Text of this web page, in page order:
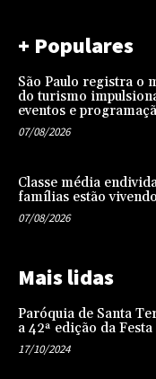
+ Populares
São Paulo registra o
do turismo
eventos e
07/08/2026
Classe média
famílias estão
07/08/2026
Mais lidas
Paróquia de Santa
a 42ª edição da
17/10/2024